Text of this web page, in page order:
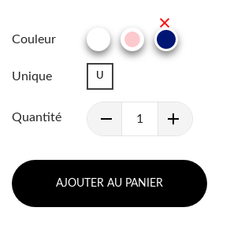
Couleur BLANC ROSE MARINE
Unique U
Quantité
AJOUTER AU PANIER